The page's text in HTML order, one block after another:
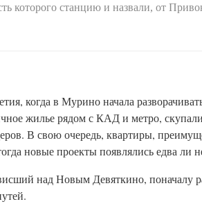
которого станцию и назвали, от
когда в Мурино начала
жилье рядом с КАД и метро,
В свою очередь, квартиры,
новые проекты появлялись едва ли
над Новым Девяткино, поначалу